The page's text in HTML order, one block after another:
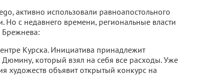
активно использовали равноапостольного
Но с недавнего времени, региональные власти
Брежнева:
Курска. Инициатива принадлежит
который взял на себя все расходы. Уже
художеств объявит открытый конкурс на